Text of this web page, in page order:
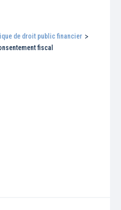
de droit public financier >
fiscal